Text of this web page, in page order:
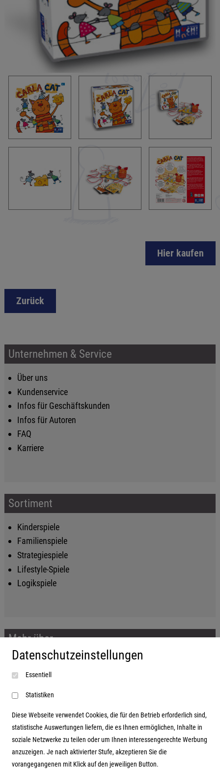
Hier kaufen
Zurück
Unternehmen & Service
Über uns
Kundenservice
Infos für Geschäftskunden
Infos für Autoren
FAQ
Karriere
Sortiment
Kinderspiele
Familienspiele
Strategiespiele
Lifestyle-Spiele
Logikspiele
Mehr über...
Impressum
AGB
Datenschutzerklärung
Adresse
Datenschutzeinstellungen
Essentiell
Statistiken
Diese Webseite verwendet Cookies, die für den Betrieb erforderlich sind,
statistische Auswertungen liefern, die es Ihnen ermöglichen, Inhalte in
soziale Netzwerke zu teilen oder um Ihnen interessengerechte Werbung
anzuzeigen. Je nach aktivierter Stufe, akzeptieren Sie die
vorangegangenen mit Klick auf den jeweiligen Button.